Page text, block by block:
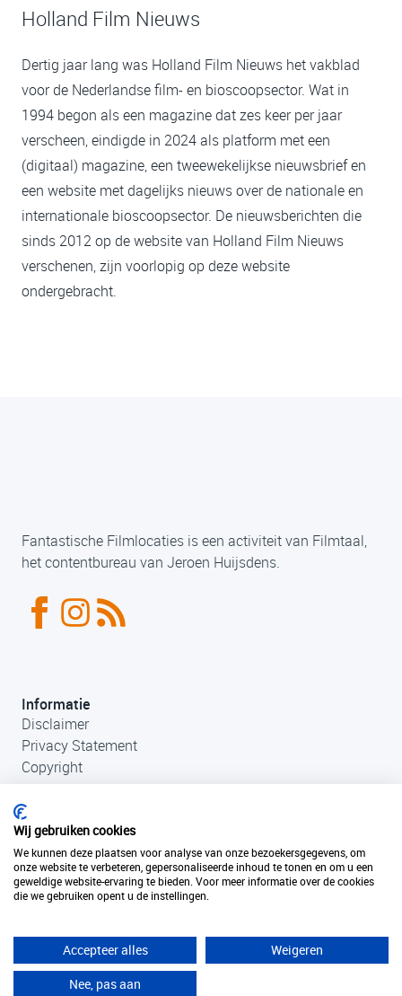
Holland Film Nieuws
Dertig jaar lang was Holland Film Nieuws het vakblad
voor de Nederlandse film- en bioscoopsector. Wat in
1994 begon als een magazine dat zes keer per jaar
verscheen, eindigde in 2024 als platform met een
(digitaal) magazine, een tweewekelijkse nieuwsbrief en
een website met dagelijks nieuws over de nationale en
internationale bioscoopsector. De nieuwsberichten die
sinds 2012 op de website van Holland Film Nieuws
verschenen, zijn voorlopig op deze website
ondergebracht.
Fantastische Filmlocaties is een activiteit van Filmtaal,
het contentbureau van Jeroen Huijsdens.
Informatie
Disclaimer
Privacy Statement
Copyright
Contact
info@fantastischefilmlocaties.nl
KvK Filmtaal 34120749
Wij gebruiken cookies
We kunnen deze plaatsen voor analyse van onze bezoekersgegevens, om
onze website te verbeteren, gepersonaliseerde inhoud te tonen en om u een
geweldige website-ervaring te bieden. Voor meer informatie over de cookies
die we gebruiken opent u de instellingen.
Accepteer alles
Weigeren
Nee, pas aan